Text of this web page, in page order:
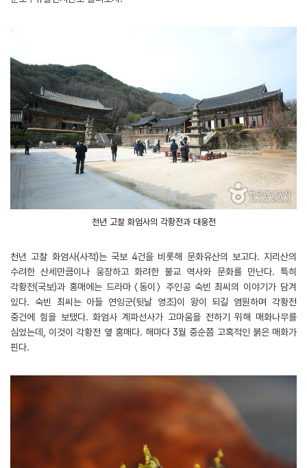
천년 고찰 화엄사의 각황전과 대웅전
천년 고찰 화엄사(사적)는 국보 4건을 비롯해 문화유산의 보고다. 지리산의
수려한 산세만큼이나 웅장하고 화려한 불교 역사와 문화를 만난다. 특히
각황전(국보)과 홍매에는 드라마 〈동이〉 주인공 숙빈 최씨의 이야기가 담겨
있다. 숙빈 최씨는 아들 연잉군(뒷날 영조)이 왕이 되길 염원하며 각황전
중건에 힘을 보탰다. 화엄사 계파선사가 고마움을 전하기 위해 매화나무를
심었는데, 이것이 각황전 옆 홍매다. 해마다 3월 중순쯤 고혹적인 붉은 매화가
핀다.